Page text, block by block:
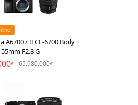
A6700 / ILCE-6700 Body +
F2.8 G
đ 65,980,000đ